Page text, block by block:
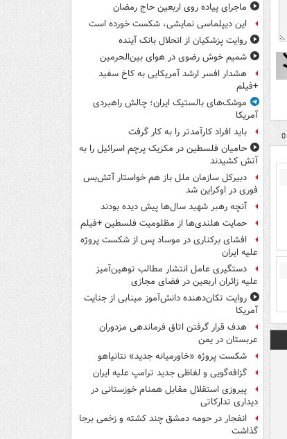
ماجرای پیاده روی اربعین حاج رمضان
این دیپلماسی نمایشی، شکست خورده است
روایت پزشکیان از انحلال بانک آینده
شمیم خوش رضوی در هوای بین‌الحرمین
هشدار افسر ارشد آمریکایی به کاخ سفید
+فیلم
موشک‌های بالستیک ایران؛ چالش راهبردی
آمریکا
باید افراد کارآمدتر را به کار گرفت
حامیان فلسطین در مکزیک پرچم اسرائیل را به
آتش کشیدند
دبیرکل سازمان ملل باز هم خواستار آتش‌بس
فوری در اوکراین شد
آنچه رهبر شهید سال‌ها پیش دیده بودند
حمایت هلندی‌ها از مظلومیت فلسطین +فیلم
افشای برکناری در موساد پس از شکست پروژه
علیه ایران
دستگیری عامل انتشار مطالب توهین‌آمیز
علیه زائران اربعین در فضای مجازی
روایت تکان‌دهنده دانش‌آموز مینابی از جنایت
آمریکا
هدف قرار گرفتن اتاق‌ فرماندهی مزدوران
عربستان در یمن
شکست پروژه «خاورمیانه جدید» نتانیاهو
گزافه‌گویی و لفاظی جدید ترامپ علیه ایران
پیروزی استقلال مقابل همنام خوزستانی در
دیداری تدارکاتی
انفجار در حومه دمشق چند کشته و زخمی برجا
گذاشت